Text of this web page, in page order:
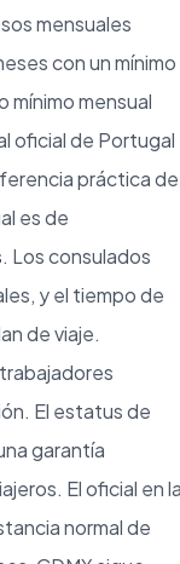
mensuales
con un mínimo
mínimo mensual
oficial de Portugal
práctica de
es de
. Los consulados
y el tiempo de
de viaje.
El estatus de
garantía
El oficial en
normal de